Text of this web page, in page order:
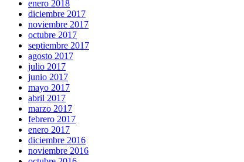
enero 2018
diciembre 2017
noviembre 2017
octubre 2017
septiembre 2017
agosto 2017
julio 2017
junio 2017
mayo 2017
abril 2017
marzo 2017
febrero 2017
enero 2017
diciembre 2016
noviembre 2016